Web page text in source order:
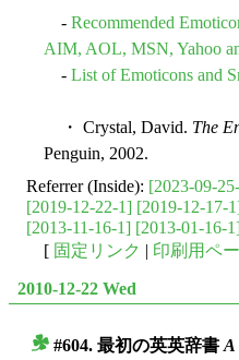
- Recommended
AIM, AOL, MSN, Yahoo
- List of Emoticons and
・ Crystal, David. The
Penguin, 2002.
Referrer (Inside): [2023-09-
[2019-12-22-1] [2019-12-17-1]
[2013-11-16-1] [2013-01-16-1]
[ 固定リンク 印刷用ペ
2010-12-22 Wed
#604. 最初の英英辞書 A